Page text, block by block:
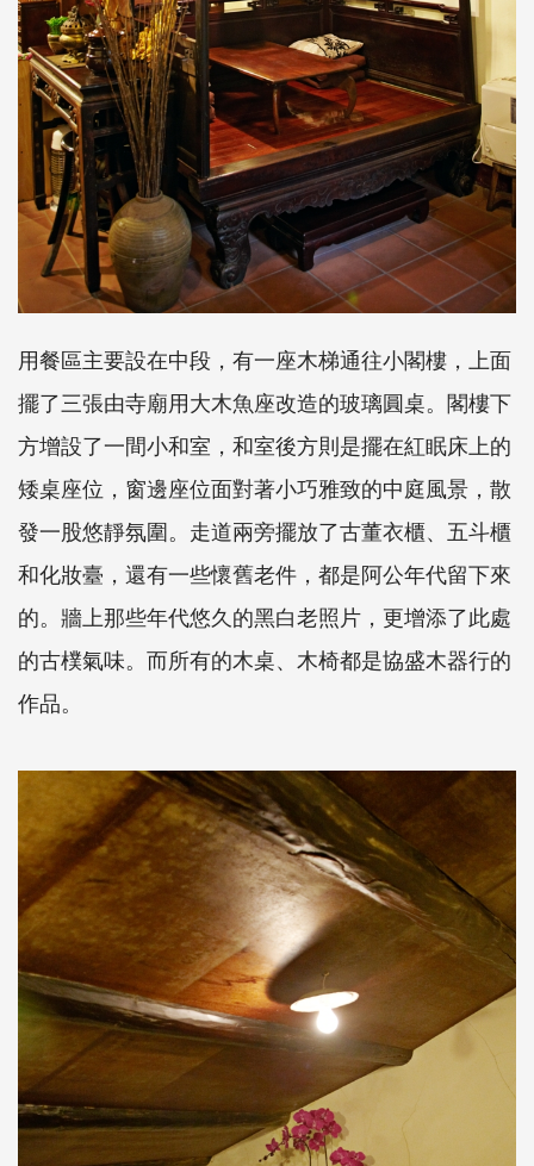
用餐區主要設在中段，有一座木梯通往小閣樓，上面
擺了三張由寺廟用大木魚座改造的玻璃圓桌。閣樓下
方增設了一間小和室，和室後方則是擺在紅眠床上的
矮桌座位，窗邊座位面對著小巧雅致的中庭風景，散
發一股悠靜氛圍。走道兩旁擺放了古董衣櫃、五斗櫃
和化妝臺，還有一些懷舊老件，都是阿公年代留下來
的。牆上那些年代悠久的黑白老照片，更增添了此處
的古樸氣味。而所有的木桌、木椅都是協盛木器行的
作品。